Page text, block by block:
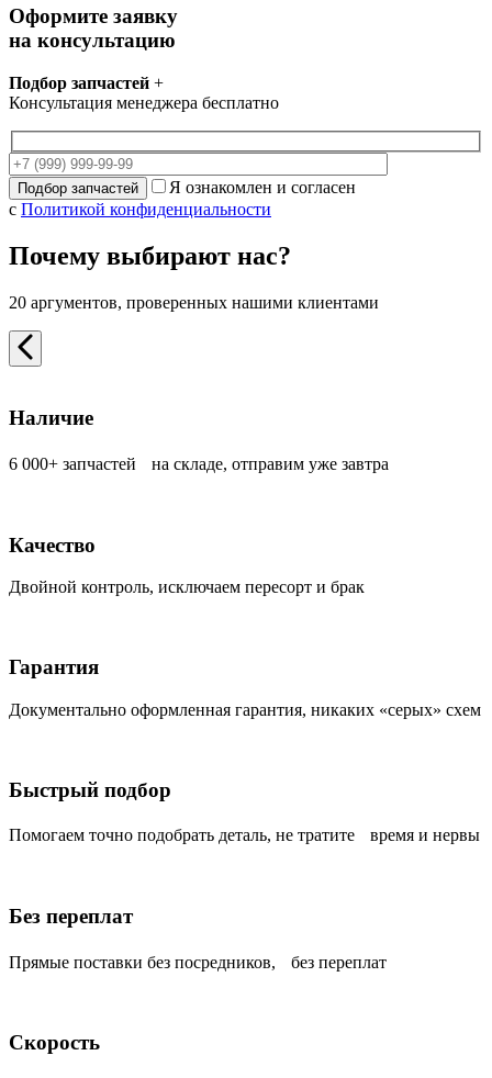
Оформите заявку
на консультацию
Подбор запчастей +
Консультация менеджера бесплатно
Я ознакомлен и согласен
с Политикой конфиденциальности
Почему выбирают нас?
20 аргументов, проверенных нашими клиентами
Наличие
6 000+ запчастей на складе, отправим уже завтра
Качество
Двойной контроль, исключаем пересорт и брак
Гарантия
Документально оформленная гарантия, никаких «серых» схем
Быстрый подбор
Помогаем точно подобрать деталь, не тратите время и нервы
Без переплат
Прямые поставки без посредников, без переплат
Скорость